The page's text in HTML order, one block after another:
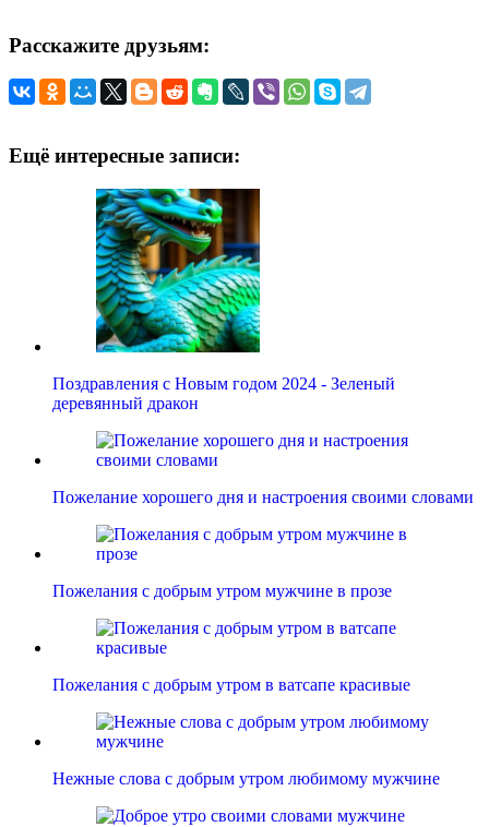
Расскажите друзьям:
Ещё интересные записи:
Поздравления с Новым годом 2024 - Зеленый
деревянный дракон
Пожелание хорошего дня и настроения своими словами
Пожелания с добрым утром мужчине в прозе
Пожелания с добрым утром в ватсапе красивые
Нежные слова с добрым утром любимому мужчине